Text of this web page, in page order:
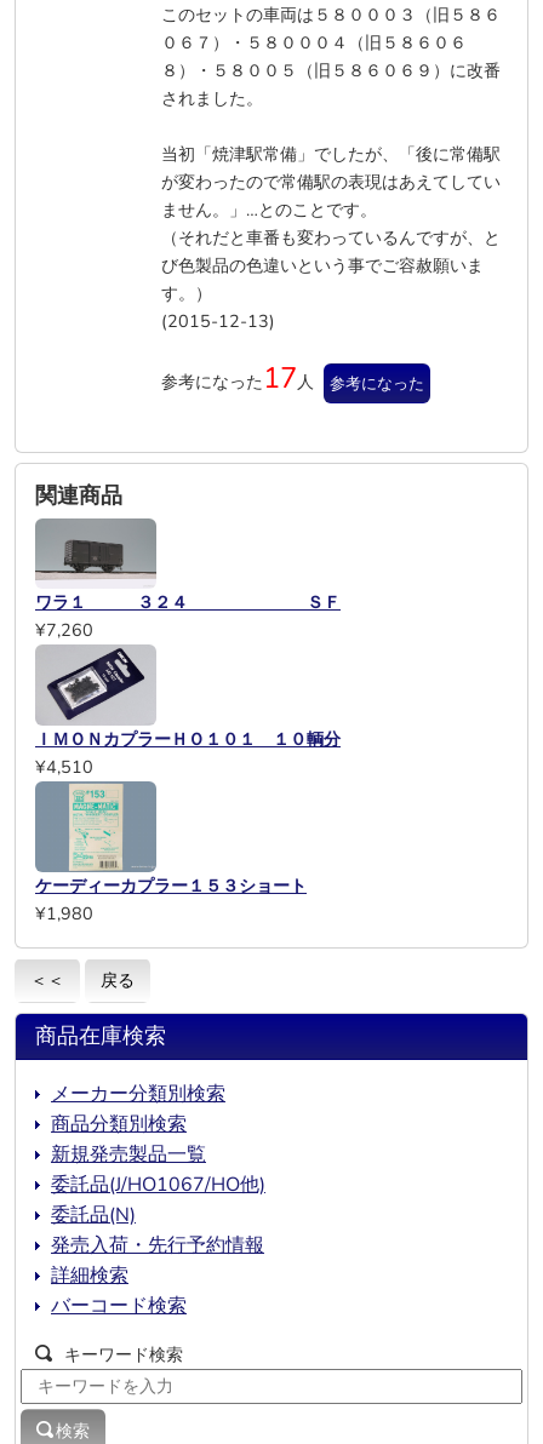
このセットの車両は５８０００３（旧５８６
０６７）・５８０００４（旧５８６０６
８）・５８００５（旧５８６０６９）に改番
されました。
当初「焼津駅常備」でしたが、「後に常備駅
が変わったので常備駅の表現はあえてしてい
ません。」…とのことです。
（それだと車番も変わっているんですが、と
び色製品の色違いという事でご容赦願いま
す。）
(2015-12-13)
参考になった 17人 参考になった
関連商品
ワラ１ ３２４ ＳＦ
¥7,260
ＩＭＯＮカプラーＨＯ１０１ １０輌分
¥4,510
ケーディーカプラー１５３ショート
¥1,980
＜＜ 戻る
商品在庫検索
メーカー分類別検索
商品分類別検索
新規発売製品一覧
委託品(J/HO1067/HO他)
委託品(N)
発売入荷・先行予約情報
詳細検索
バーコード検索
キーワード検索
検索